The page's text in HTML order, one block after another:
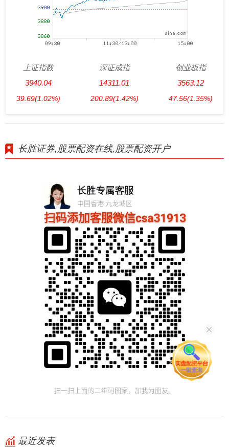
上证指数
3940.04
39.69(1.02%)
深证成指
14311.01
200.89(1.42%)
创业板指
3563.12
47.56(1.35%)
长胜证券,股票配资在线,股票配资开户
最近发表